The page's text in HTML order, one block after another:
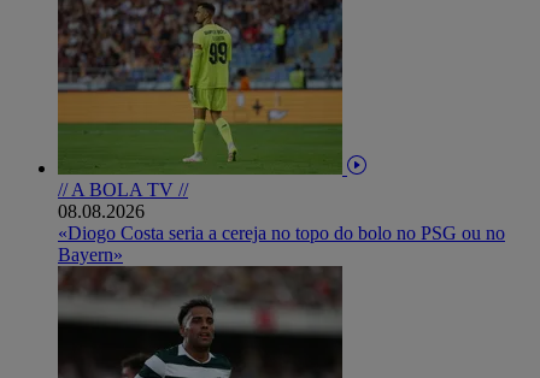
// A BOLA TV //
08.08.2026
«Diogo Costa seria a cereja no topo do bolo no PSG ou no
Bayern»